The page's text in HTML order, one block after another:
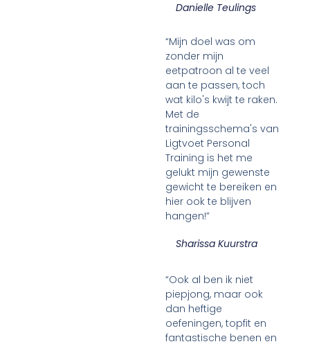
Danielle Teulings
“Mijn doel was om
zonder mijn
eetpatroon al te veel
aan te passen, toch
wat kilo's kwijt te raken.
Met de
trainingsschema's van
Ligtvoet Personal
Training is het me
gelukt mijn gewenste
gewicht te bereiken en
hier ook te blijven
hangen!”
Sharissa Kuurstra
“Ook al ben ik niet
piepjong, maar ook
dan heftige
oefeningen, topfit en
fantastische benen en